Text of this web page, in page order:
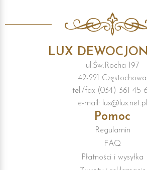
LUX
ul.Św.Rocha 197
42-221 Częstochowa
tel./fax (034) 361 45
e-mail: lux@lux.net.pl
Pomoc
Regulamin
FAQ
Płatności i wysyłka